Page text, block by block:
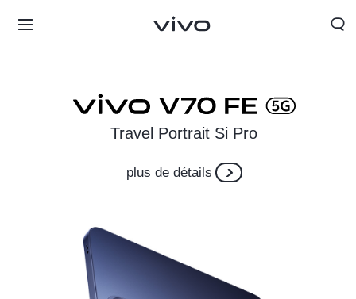
Travel Portrait Si Pro
plus de détails